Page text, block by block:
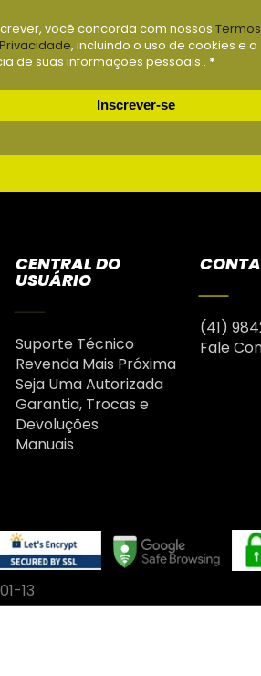
você concorda com nossos
, incluindo o uso de cookies e a
de suas informações pessoais . *
Inscrever-se
CENTRAL DO
USUÁRIO
Suporte Técnico
Revenda Mais Próxima
Seja Uma Autorizada
Garantia, Trocas e
Devoluções
Manuais
(41)
Fale
13